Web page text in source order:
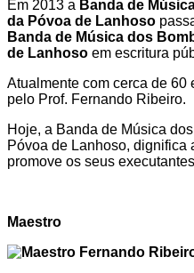
Em 2013 a Banda de
da Póvoa de Lanhoso
Banda de Música dos
de Lanhoso em escritura
Atualmente com cerca de 60
pelo Prof. Fernando Ribeiro.
Hoje, a Banda de Música
Póvoa de Lanhoso, dignifica
promove os seus
Maestro